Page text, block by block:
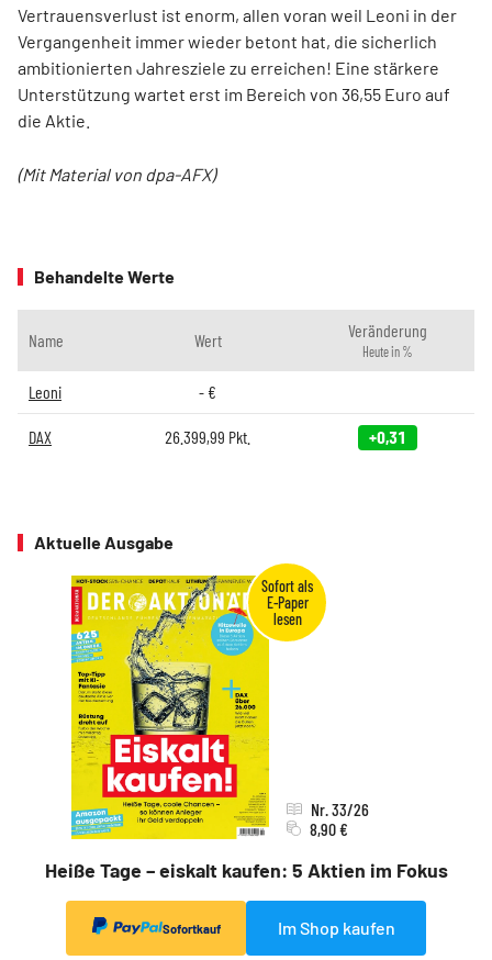
Vertrauensverlust ist enorm, allen voran weil Leoni in der
Vergangenheit immer wieder betont hat, die sicherlich
ambitionierten Jahresziele zu erreichen! Eine stärkere
Unterstützung wartet erst im Bereich von 36,55 Euro auf
die Aktie.
(Mit Material von dpa-AFX)
Behandelte Werte
Name Wert Veränderung
Heute in %
Leoni - €
DAX 26.399,99 Pkt. +0,31
Aktuelle Ausgabe
Heiße Tage – eiskalt kaufen: 5 Aktien im Fokus
Nr. 33/26
8,90 €
Sofortkauf Im Shop kaufen